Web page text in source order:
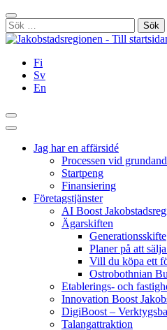
Hoppa
till
innehållet
Stäng
Sök
efter:
Fi
Sv
En
Sök
Huvudmeny
Jag har en affärsidé
Processen vid
Startpeng
Finansiering
Företagstjänster
AI Boost
Ägarskiften
Generationsskifte
Planer på att
Vill du köpa ett
Ostrobothnian
Etablerings- och
Innovation Boost
DigiBoost –
Talangattraktion